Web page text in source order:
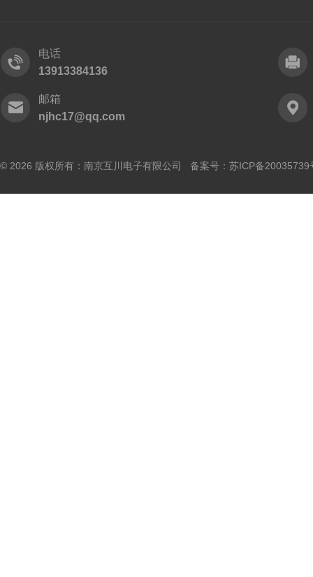
电话
13913384136
邮箱
njhc17@qq.com
© 2026 版权所有：南京互川电子有限公司 备案号： 苏ICP备20035739